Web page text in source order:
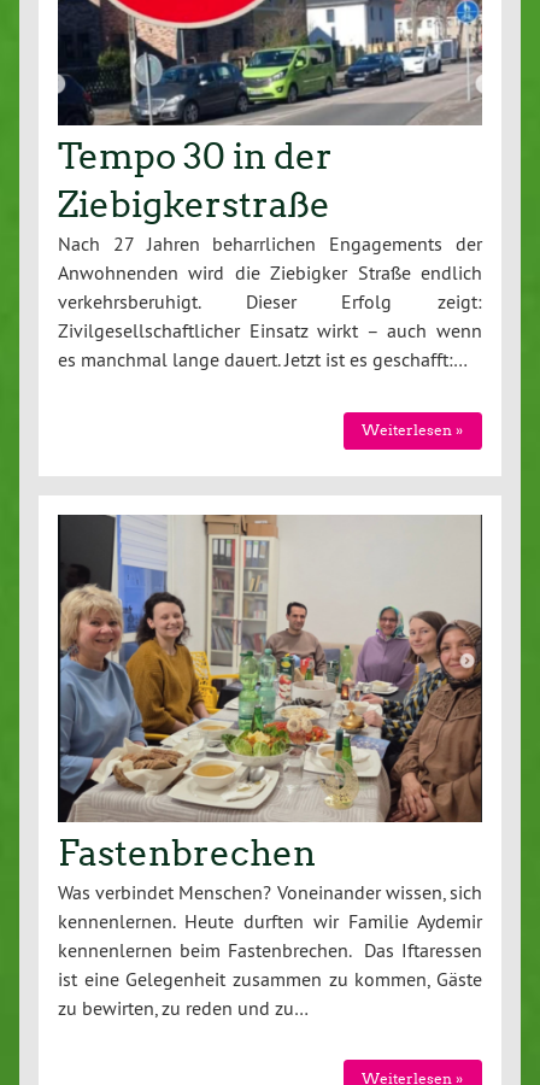
Tempo 30 in der
Ziebigkerstraße
Nach 27 Jahren beharrlichen Engagements der
Anwohnenden wird die Ziebigker Straße endlich
verkehrsberuhigt. Dieser Erfolg zeigt:
Zivilgesellschaftlicher Einsatz wirkt – auch wenn
es manchmal lange dauert. Jetzt ist es geschafft:…
Weiterlesen »
Fastenbrechen
Was verbindet Menschen? Voneinander wissen, sich
kennenlernen. Heute durften wir Familie Aydemir
kennenlernen beim Fastenbrechen. Das Iftaressen
ist eine Gelegenheit zusammen zu kommen, Gäste
zu bewirten, zu reden und zu…
Weiterlesen »